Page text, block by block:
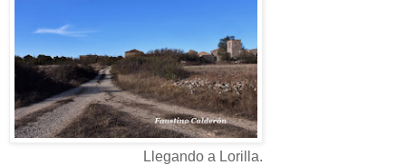
Llegando a Lorilla.